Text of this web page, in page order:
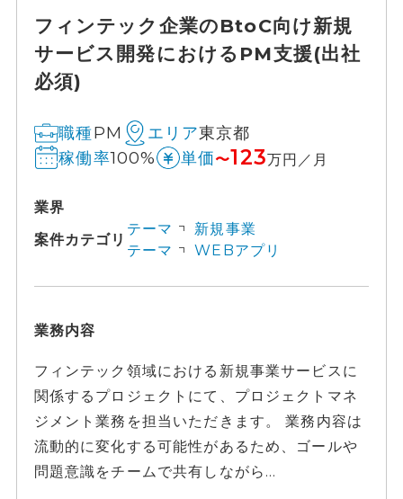
フィンテック企業のBtoC向け新規
サービス開発におけるPM支援(出社
必須)
職種PM エリア東京都
稼働率100% 単価〜123万円／月
業界
案件カテゴリ
テーマ
新規事業
テーマ
WEBアプリ
業務内容
フィンテック領域における新規事業サービスに
関係するプロジェクトにて、プロジェクトマネ
ジメント業務を担当いただきます。 業務内容は
流動的に変化する可能性があるため、ゴールや
問題意識をチームで共有しながら...